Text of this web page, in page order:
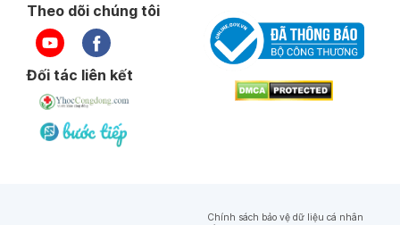
Theo dõi chúng tôi
Đối tác liên kết
Chính sách bảo vệ dữ liệu cá nhân